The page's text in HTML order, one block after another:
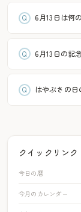
6月13日は何
6月13日の記
はやぶさの日
クイックリンク
今日の暦
今月のカレンダー